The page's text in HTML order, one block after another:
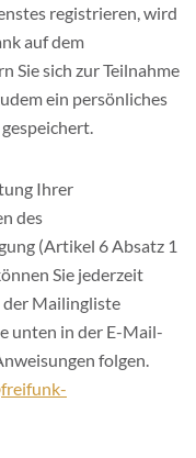
registrieren, wird
auf dem
Sie sich zur Teilnahme
ein persönliches
Ihrer
des
(Artikel 6 Absatz 1
Sie jederzeit
der Mailingliste
unten in der E-Mail-
folgen.